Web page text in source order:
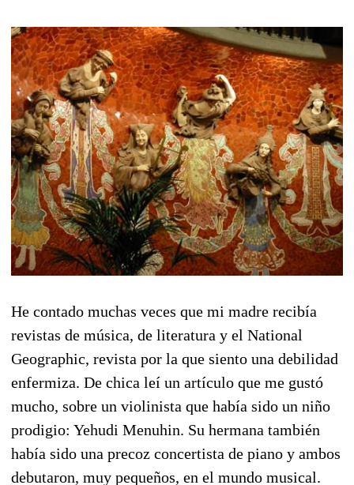
He contado muchas veces que mi madre recibía
revistas de música, de literatura y el National
Geographic, revista por la que siento una debilidad
enfermiza. De chica leí un artículo que me gustó
mucho, sobre un violinista que había sido un niño
prodigio: Yehudi Menuhin. Su hermana también
había sido una precoz concertista de piano y ambos
debutaron, muy pequeños, en el mundo musical.